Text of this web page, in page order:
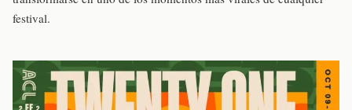
festival.